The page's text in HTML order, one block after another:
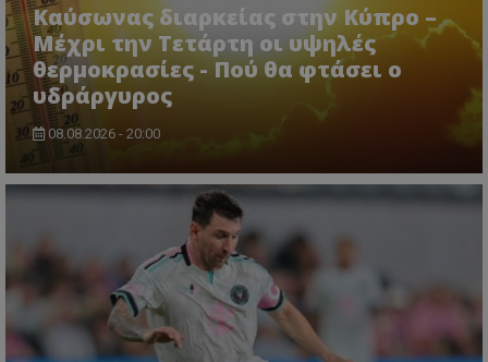
Καύσωνας διαρκείας στην Κύπρο –
Μέχρι την Τετάρτη οι υψηλές
θερμοκρασίες - Πού θα φτάσει ο
υδράργυρος
08.08.2026 - 20:00